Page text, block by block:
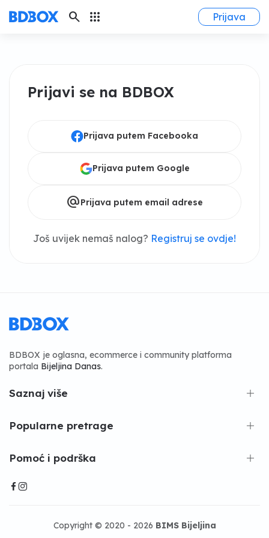
search apps Prijava
Prijavi se na BDBOX
Prijava putem Facebooka
Prijava putem Google
alternate_emailPrijava putem email adrese
Još uvijek nemaš nalog? Registruj se ovdje!
BDBOX je oglasna, ecommerce i community platforma
portala Bijeljina Danas.
Saznaj više
Popularne pretrage
Pomoć i podrška
Copyright © 2020 - 2026 BIMS Bijeljina